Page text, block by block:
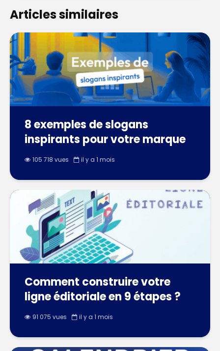
Articles similaires
8 exemples de slogans
inspirants pour votre marque
105 718 vues il y a 1 mois
Comment construire votre
ligne éditoriale en 9 étapes ?
91 075 vues il y a 1 mois